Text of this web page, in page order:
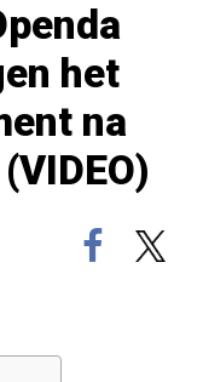
het
na